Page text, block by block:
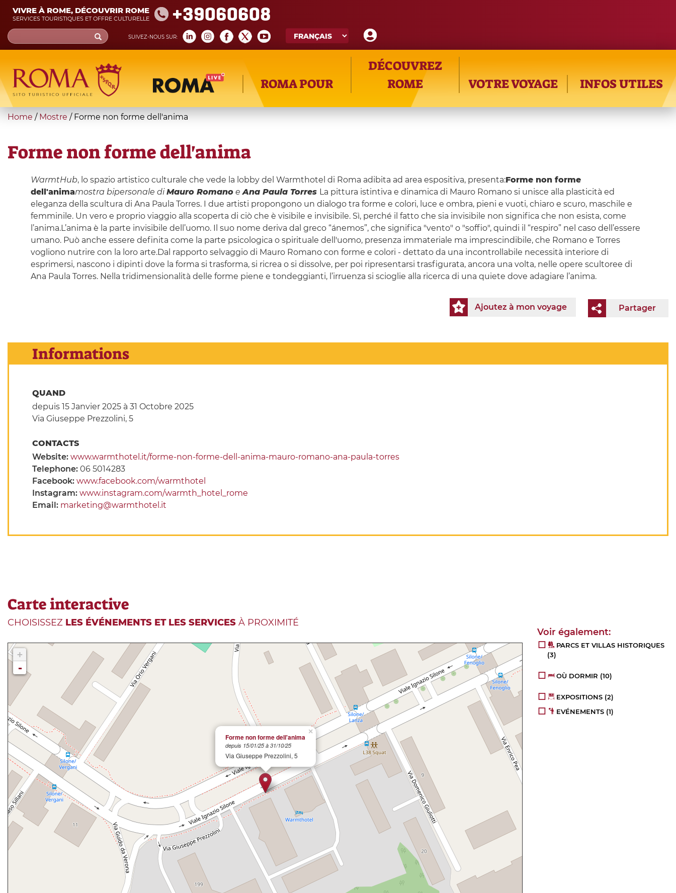
Skip
main
content
VIVRE À ROME, DÉCOUVRIR ROME
SERVICES TOURISTIQUES ET OFFRE CULTURELLE +39060608
SUIVEZ-NOUS SUR:
Search
form
Recherche
ROMA POUR
DÉCOUVREZ
ROME
VOTRE VOYAGE INFOS UTILES
You
here
Home / Mostre / Forme non forme dell'anima
Forme non forme dell'anima
WarmtHub, lo spazio artistico culturale che vede la lobby del Warmthotel di Roma adibita ad area espositiva, presenta:Forme non forme
dell'animamostra bipersonale diMauro RomanoeAna Paula Torres La pittura istintiva e dinamica di Mauro Romano si unisce alla plasticità ed
eleganza della scultura di Ana Paula Torres. I due artisti propongono un dialogo tra forme e colori, luce e ombra, pieni e vuoti, chiaro e scuro, maschile e
femminile. Un vero e proprio viaggio alla scoperta di ciò che è visibile e invisibile. Sì, perché il fatto che sia invisibile non significa che non esista, come
l’anima.L’anima è la parte invisibile dell’uomo. Il suo nome deriva dal greco “ánemos”, che significa "vento" o "soffio", quindi il “respiro” nel caso dell’essere
umano. Può anche essere definita come la parte psicologica o spirituale dell'uomo, presenza immateriale ma imprescindibile, che Romano e Torres
vogliono nutrire con la loro arte.Dal rapporto selvaggio di Mauro Romano con forme e colori - dettato da una incontrollabile necessità interiore di
esprimersi, nascono i dipinti dove la forma si trasforma, si ricrea o si dissolve, per poi ripresentarsi trasfigurata, ancora una volta, nelle opere scultoree di
Ana Paula Torres. Nella tridimensionalità delle forme piene e tondeggianti, l’irruenza si scioglie alla ricerca di una quiete dove adagiare l’anima.
Partager
Ajoutez à mon voyage
Informations
QUAND
depuis 15 Janvier 2025à 31 Octobre 2025
Via Giuseppe Prezzolini, 5
CONTACTS
Website: www.warmthotel.it/forme-non-forme-dell-anima-mauro-romano-ana-paula-torres
Telephone: 06 5014283
Facebook: www.facebook.com/warmthotel
Instagram: www.instagram.com/warmth_hotel_rome
Email: marketing@warmthotel.it
Carte interactive
CHOISISSEZ LES ÉVÉNEMENTS ET LES SERVICES À PROXIMITÉ
×
Forme non forme dell'anima
depuis 15/01/25 à 31/10/25
Via Giuseppe Prezzolini, 5
+
-
PARCS ET VILLAS HISTORIQUES
(3)
OÙ DORMIR (10)
EXPOSITIONS (2)
EVÉNEMENTS (1)